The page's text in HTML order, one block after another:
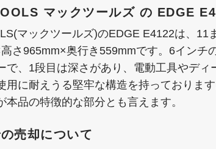
マックツールズ の EDGE
マックツールズ)のEDGE E4122は、
さ965mm×奥行き559mmです。6インチ
で、1段目は深さがあり、電動工具やデ
用に耐えうる堅牢な構造を持っておりま
本品の特徴的な部分とも言えます。
売却について